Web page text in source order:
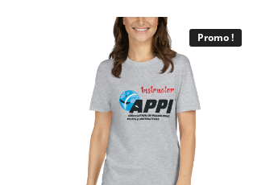
Promo !